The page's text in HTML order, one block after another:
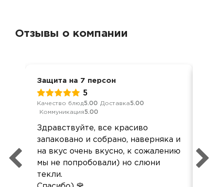
Отзывы о компании
Защита на 7 персон
5
Качество блюд5.00 Доставка5.00
Коммуникация5.00
Здравствуйте, все красиво
запаковано и собрано, наверняка и
на вкус очень вкусно, к сожалению
мы не попробовали) но слюни
текли.